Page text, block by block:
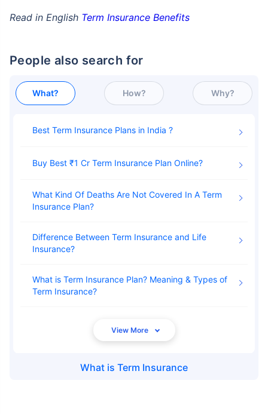
Read in English Term Insurance Benefits
People also search for
What? How? Why?
What is Term Insurance
Best Term Insurance Plans in India
Buy Best ₹1 Cr Term Insurance Plan Online
What Kind Of Deaths Are Not Covered In A Term
Insurance Plan
Difference Between Term Insurance and Life
Insurance
What is Term Insurance Plan? Meaning & Types of
Term Insurance